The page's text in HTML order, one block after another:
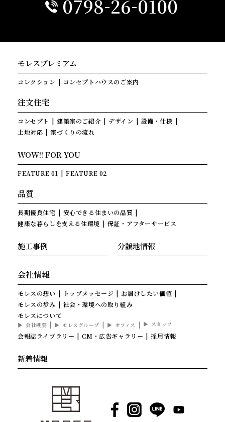
0798 26 0100
モレスプレミアム
コレクション コンセプトハウスのご案内
注文住宅
コンセプト 建築家のご紹介 デザイン
設備・仕様
土地対応
家づくりの流れ
WOW!! FOR YOU
FEATURE 01 FEATURE 02
品質
長期優良住宅
安心できる住まいの品質
健康な暮らしを支える住環境
保証・アフターサービス
施工事例 分譲地情報
会社情報
モレスの想い トップメッセージ
お届けしたい価値
モレスの歩み
社会・環境への取り組み
モレスについて
会社概要 モレスグループ オフィス スタッフ
会報誌ライブラリー CM・広告ギャラリー 採用情報
新着情報
Facebook
Instagram
LINE YouTube